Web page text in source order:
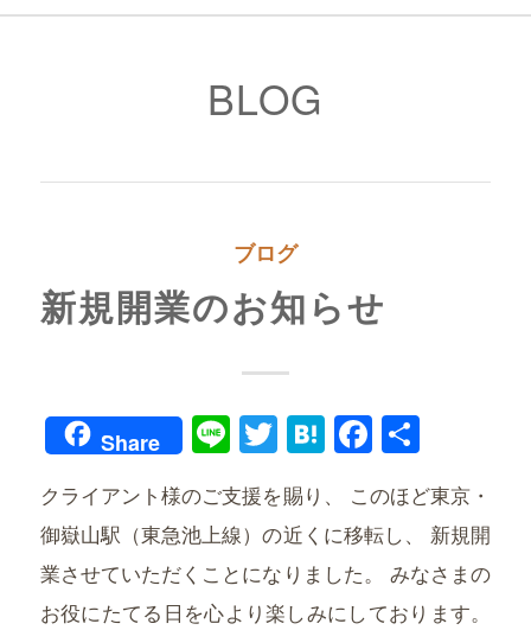
BLOG
ブログ
新規開業のお知らせ
Share LineTwitter
Hatena共
有
クライアント様のご支援を賜り、 このほど東京・
御嶽山駅（東急池上線）の近くに移転し、 新規開
業させていただくことになりました。 みなさまの
お役にたてる日を心より楽しみにしております。